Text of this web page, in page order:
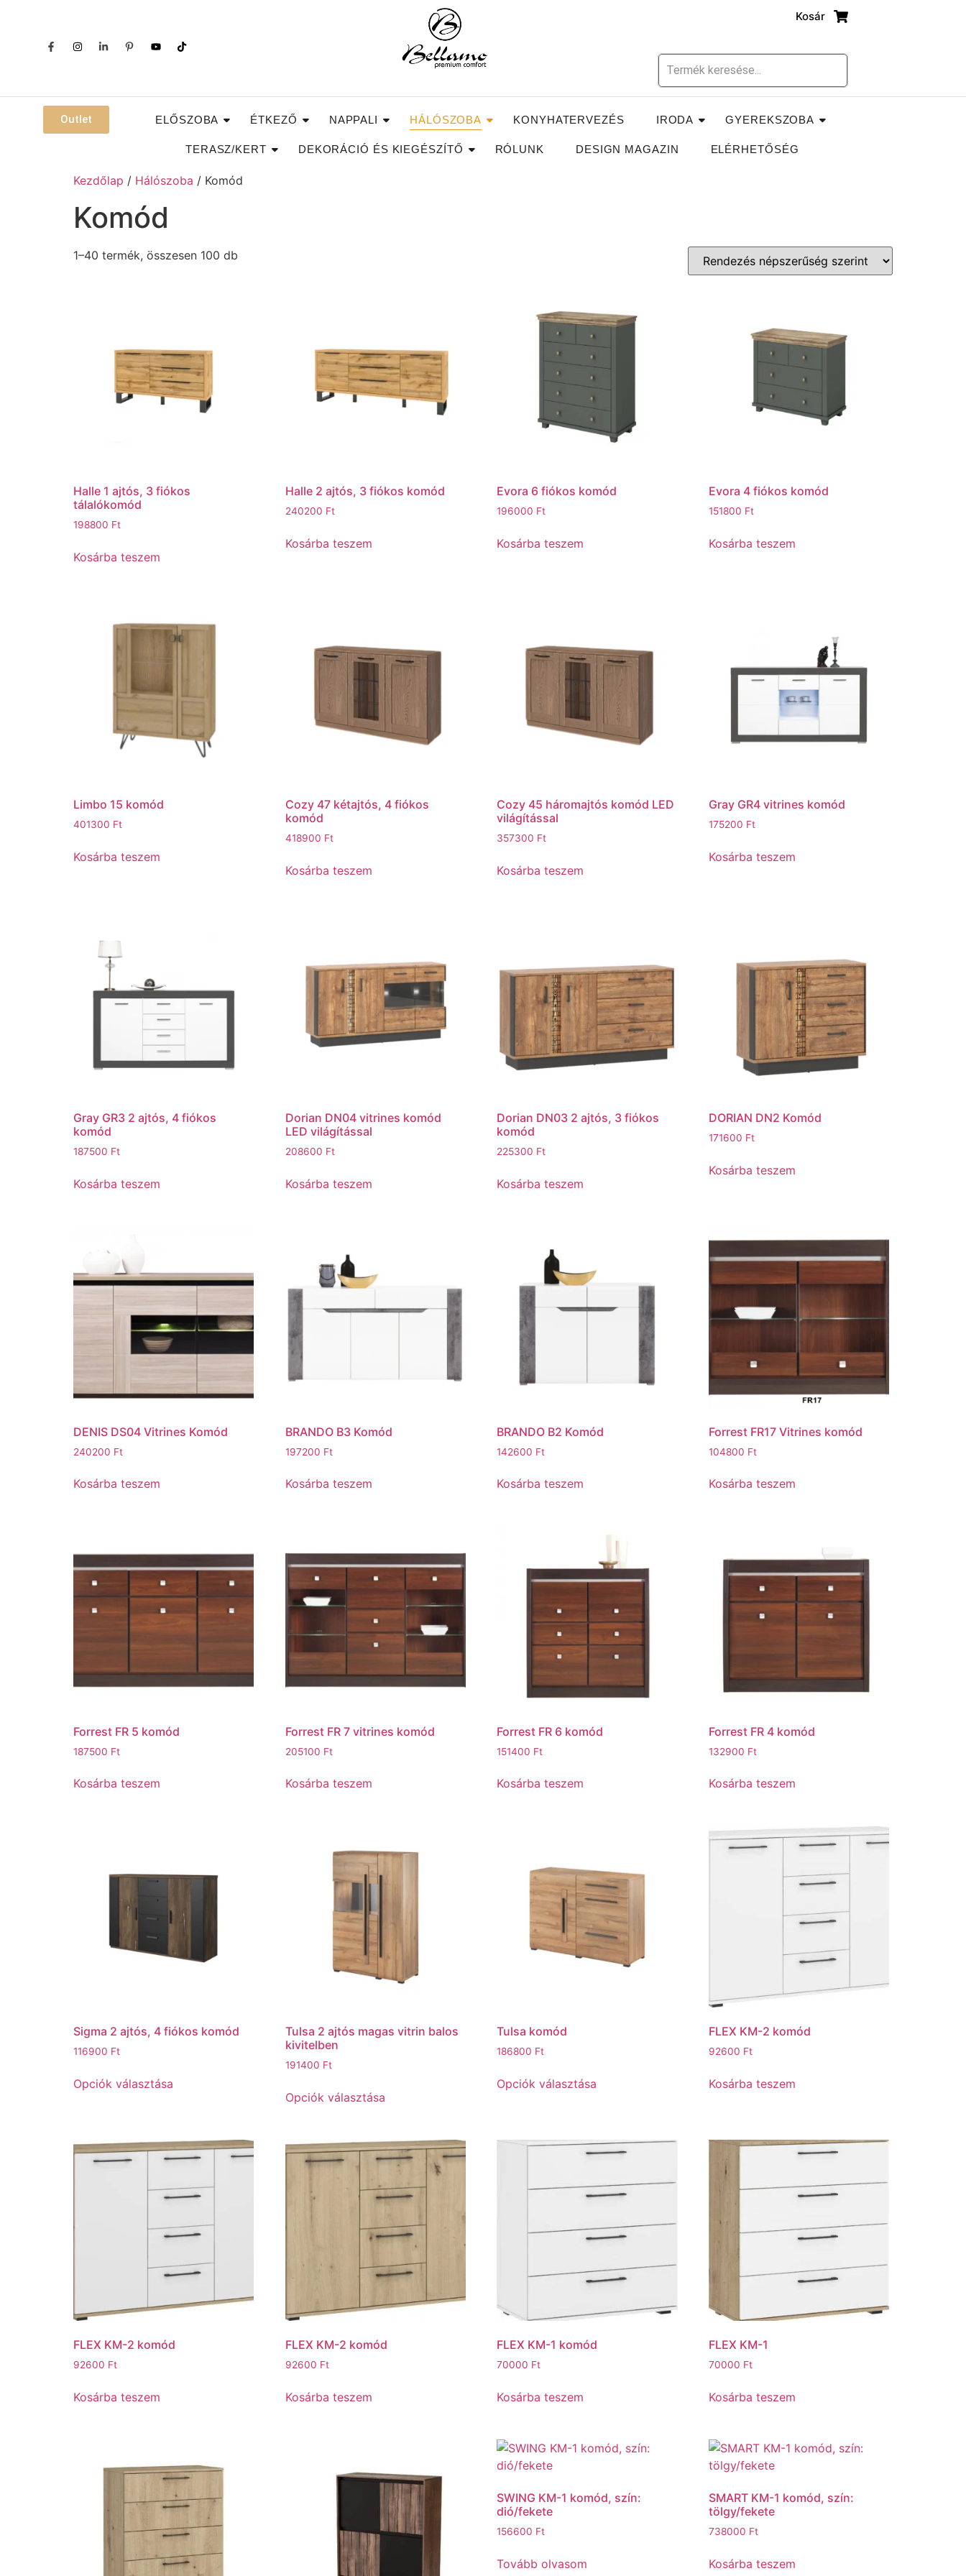
Kosár
Outlet ELŐSZOBA ÉTKEZŐ NAPPALI HÁLÓSZOBA KONYHATERVEZÉS IRODA GYEREKSZOBA
TERASZ/KERT DEKORÁCIÓ ÉS KIEGÉSZÍTŐ RÓLUNK DESIGN MAGAZIN ELÉRHETŐSÉG
Kezdőlap / Hálószoba / Komód
Komód
1–40 termék, összesen 100 db
Halle 1 ajtós, 3 fiókos
tálalókomód
198800 Ft
Kosárba teszem
Halle 2 ajtós, 3 fiókos komód
240200 Ft
Kosárba teszem
Evora 6 fiókos komód
196000 Ft
Kosárba teszem
Evora 4 fiókos komód
151800 Ft
Kosárba teszem
Limbo 15 komód
401300 Ft
Kosárba teszem
Cozy 47 kétajtós, 4 fiókos
komód
418900 Ft
Kosárba teszem
Cozy 45 háromajtós komód LED
világítással
357300 Ft
Kosárba teszem
Gray GR4 vitrines komód
175200 Ft
Kosárba teszem
Gray GR3 2 ajtós, 4 fiókos
komód
187500 Ft
Kosárba teszem
Dorian DN04 vitrines komód
LED világítással
208600 Ft
Kosárba teszem
Dorian DN03 2 ajtós, 3 fiókos
komód
225300 Ft
Kosárba teszem
DORIAN DN2 Komód
171600 Ft
Kosárba teszem
DENIS DS04 Vitrines Komód
240200 Ft
Kosárba teszem
BRANDO B3 Komód
197200 Ft
Kosárba teszem
BRANDO B2 Komód
142600 Ft
Kosárba teszem
Forrest FR17 Vitrines komód
104800 Ft
Kosárba teszem
Forrest FR 5 komód
187500 Ft
Kosárba teszem
Forrest FR 7 vitrines komód
205100 Ft
Kosárba teszem
Forrest FR 6 komód
151400 Ft
Kosárba teszem
Forrest FR 4 komód
132900 Ft
Kosárba teszem
Sigma 2 ajtós, 4 fiókos komód
116900 Ft
Opciók választása
Tulsa 2 ajtós magas vitrin balos
kivitelben
191400 Ft
Opciók választása
Tulsa komód
186800 Ft
Opciók választása
FLEX KM-2 komód
92600 Ft
Kosárba teszem
FLEX KM-2 komód
92600 Ft
Kosárba teszem
FLEX KM-2 komód
92600 Ft
Kosárba teszem
FLEX KM-1 komód
70000 Ft
Kosárba teszem
FLEX KM-1
70000 Ft
Kosárba teszem
SWING KM-1 komód, szín:
dió/fekete
156600 Ft
Tovább olvasom
SMART KM-1 komód, szín:
tölgy/fekete
738000 Ft
Kosárba teszem